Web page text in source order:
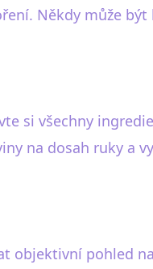
Někdy může
si všechny
na dosah ruky a
objektivní pohled